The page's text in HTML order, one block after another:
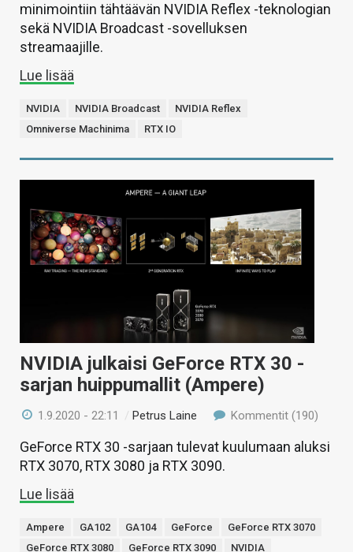
minimointiin tähtäävän NVIDIA Reflex -teknologian
sekä NVIDIA Broadcast -sovelluksen
streamaajille.
Lue lisää
NVIDIA NVIDIA Broadcast
NVIDIA Reflex
Omniverse Machinima
RTX IO
NVIDIA julkaisi GeForce RTX 30 -
sarjan huippumallit (Ampere)
1.9.2020 - 22:11 /Petrus Laine Kommentit (190)
GeForce RTX 30 -sarjaan tulevat kuulumaan aluksi
RTX 3070, RTX 3080 ja RTX 3090.
Lue lisää
Ampere GA102 GA104 GeForce
GeForce RTX 3070
GeForce RTX 3080
GeForce RTX 3090 NVIDIA